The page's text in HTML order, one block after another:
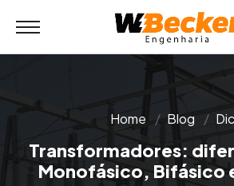
Home Blog
Transformadores:
Monofásico, Bifásico